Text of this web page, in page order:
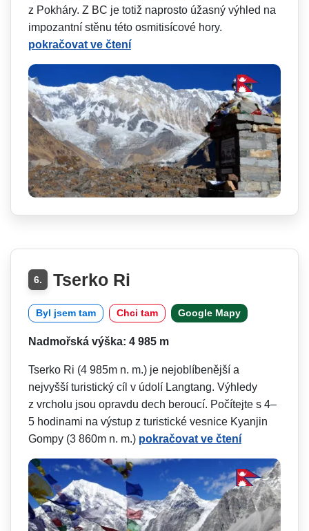
z Pokháry. Z BC je totiž naprosto úžasný výhled na
impozantní stěnu této osmitisícové hory.
pokračovat ve čtení
6. Tserko Ri
Byl jsem tam Chci tam Google Mapy
Nadmořská výška: 4 985 m
Tserko Ri (4 985m n. m.) je nejoblíbenější a
nejvyšší turistický cíl v údolí Langtang. Výhledy
z vrcholu jsou opravdu dech beroucí. Počítejte s 4–
5 hodinami na výstup z turistické vesnice Kyanjin
Gompy (3 860m n. m.) pokračovat ve čtení